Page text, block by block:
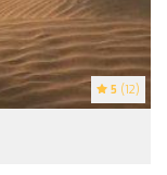
5 (12)